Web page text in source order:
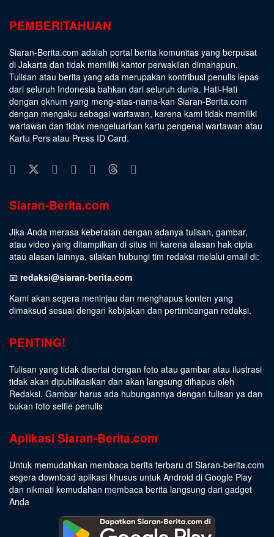
PEMBERITAHUAN
Siaran-Berita.com adalah portal berita komunitas yang berpusat
di Jakarta dan tidak memiliki kantor perwakilan dimanapun.
Tulisan atau berita yang ada merupakan kontribusi penulis lepas
dari seluruh Indonesia bahkan dari seluruh dunia. Hati-Hati
dengan oknum yang meng-atas-nama-kan Siaran-Berita.com
dengan mengaku sebagai wartawan, karena kami tidak memiliki
wartawan dan tidak mengeluarkan kartu pengenal wartawan atau
Kartu Pers atau Press ID Card.
Siaran-Berita.com
Jika Anda merasa keberatan dengan adanya tulisan, gambar,
atau video yang ditampilkan di situs ini karena alasan hak cipta
atau alasan lainnya, silakan hubungi tim redaksi melalui email di:
📧 redaksi@siaran-berita.com
Kami akan segera meninjau dan menghapus konten yang
dimaksud sesuai dengan kebijakan dan pertimbangan redaksi.
PENTING!
Tulisan yang tidak disertai dengan foto atau gambar atau ilustrasi
tidak akan dipublikasikan dan akan langsung dihapus oleh
Redaksi. Gambar harus ada hubungannya dengan tulisan ya dan
bukan foto selfie penulis
Aplikasi Siaran-Berita.com
Untuk memudahkan membaca berita terbaru di Siaran-berita.com
segera download aplikasi khusus untuk Android di Google Play
dan nikmati kemudahan membaca berita langsung dari gadget
Anda